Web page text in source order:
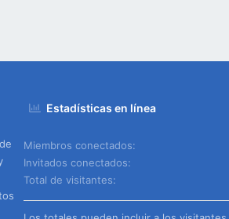
Estadísticas en línea
Miembros conectados
Invitados conectados
Total de visitantes